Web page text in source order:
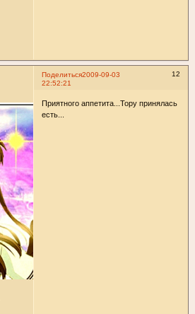
Поделиться 12
2009-09-03
22:52:21
Приятного аппетита...Тору принялась
есть...